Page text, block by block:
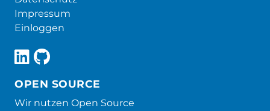
Impressum
Einloggen
OPEN SOURCE
Wir nutzen Open Source